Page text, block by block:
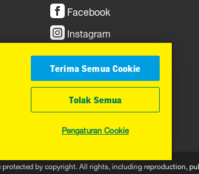
Facebook
Instagram
YouTube
by copyright. All rights, including reproduction,
Terima Semua Cookie
Tolak Semua
Pengaturan Cookie